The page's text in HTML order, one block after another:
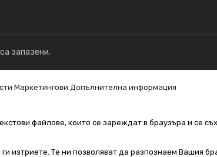
запазени.
Маркетингови Допълнителна информация
файлове, които се зареждат в браузъра и се
изтриете. Те ни позволяват да разпознаем Вашия